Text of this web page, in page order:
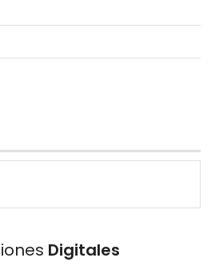
Digitales